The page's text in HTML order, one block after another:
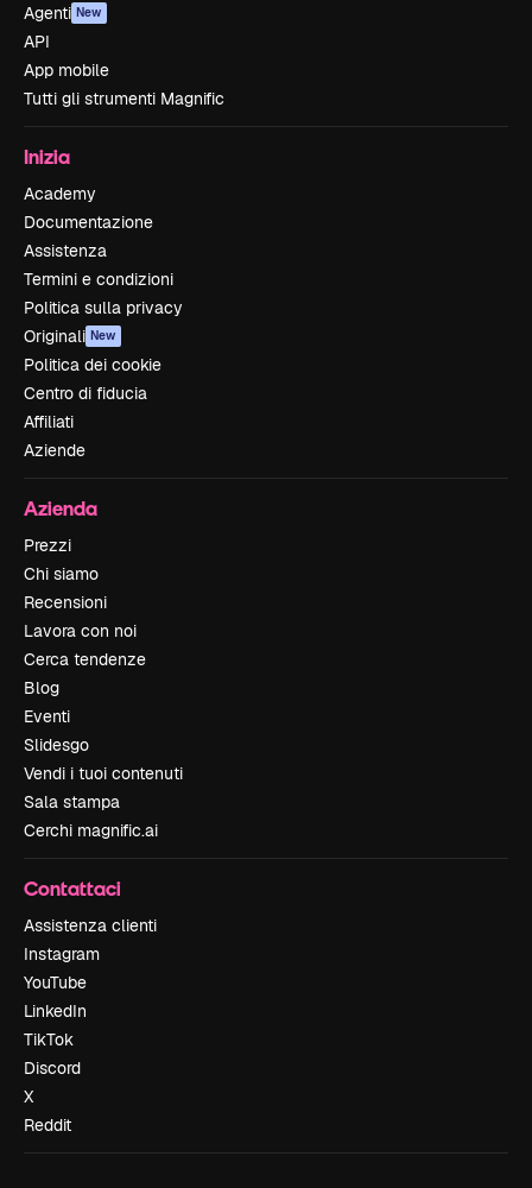
Agenti New
API
App mobile
Tutti gli strumenti Magnific
Inizia
Academy
Documentazione
Assistenza
Termini e condizioni
Politica sulla privacy
Originali New
Politica dei cookie
Centro di fiducia
Affiliati
Aziende
Azienda
Prezzi
Chi siamo
Recensioni
Lavora con noi
Cerca tendenze
Blog
Eventi
Slidesgo
Vendi i tuoi contenuti
Sala stampa
Cerchi magnific.ai
Contattaci
Assistenza clienti
Instagram
YouTube
LinkedIn
TikTok
Discord
X
Reddit